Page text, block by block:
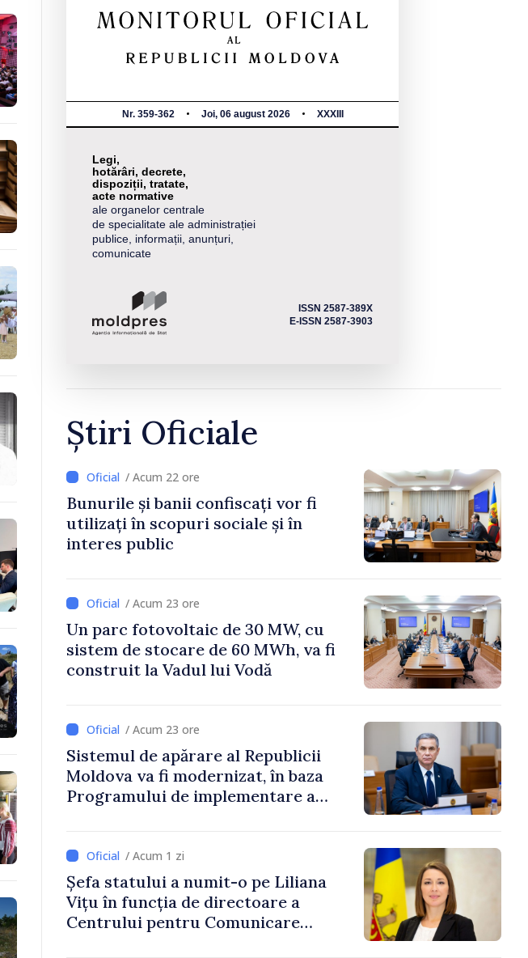
Nr. 359-362 Joi, 06 august 2026 XXXIII
Legi,
hotărâri, decrete,
dispoziții, tratate,
acte normative
ale organelor centrale
de specialitate ale administrației
publice, informații, anunțuri,
comunicate
ISSN 2587-389X
E-ISSN 2587-3903
Știri Oficiale
/ Acum 22 ore
Bunurile și banii confiscați vor fi
utilizați în scopuri sociale și în
interes public
/ Acum 23 ore
Un parc fotovoltaic de 30 MW, cu
sistem de stocare de 60 MWh, va fi
construit la Vadul lui Vodă
/ Acum 23 ore
Sistemul de apărare al Republicii
Moldova va fi modernizat, în baza
Programului de implementare a
/ Acum 1 zi
Șefa statului a numit-o pe Liliana
Vițu în funcția de directoare a
Centrului pentru Comunicare